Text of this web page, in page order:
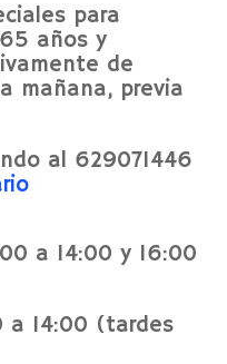
para
años y
de
mañana, previa
al 629071446
a 14:00 y 16:00
a 14:00 (tardes